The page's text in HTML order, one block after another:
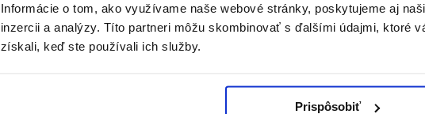
Informácie o tom, ako využívame naše webové stránky, poskytujeme aj
inzercii a analýzy. Títo partneri môžu skombinovať s ďalšími údajmi, ktoré
získali, keď ste používali ich služby.
Prispôsobiť